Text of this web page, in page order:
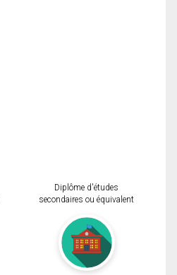
Diplôme d'études
secondaires ou équivalent